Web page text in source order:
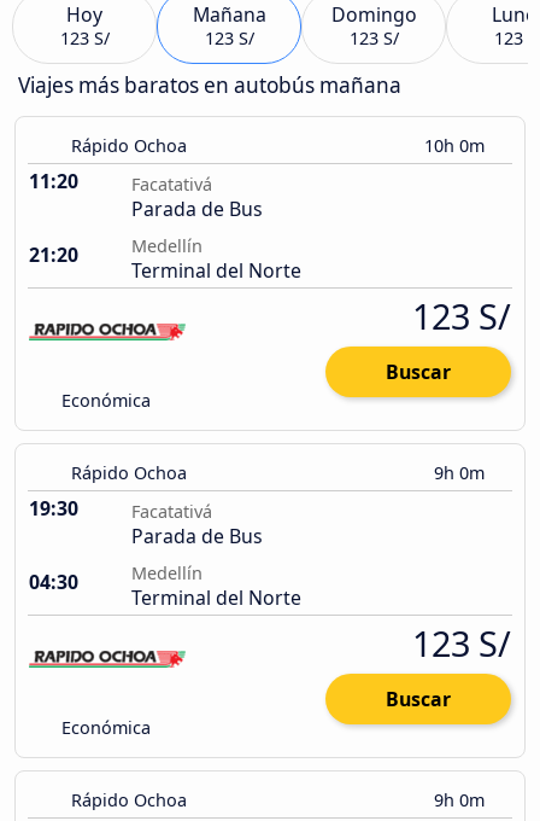
Hoy
123 S/
Mañana
123 S/
Domingo
123 S/ 123
Viajes más baratos en autobús mañana
Rápido Ochoa 10h 0m
11:20 Facatativá
Parada de Bus
21:20
Medellín
Terminal del Norte
Económica
123 S/
Buscar
Rápido Ochoa 9h 0m
19:30 Facatativá
Parada de Bus
04:30
Medellín
Terminal del Norte
Económica
123 S/
Buscar
Rápido Ochoa 9h 0m